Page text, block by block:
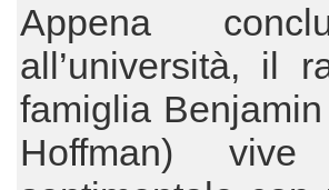
Appena
all’università, il
famiglia
Hoffman)